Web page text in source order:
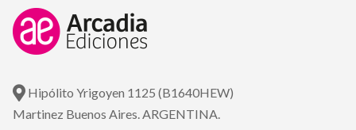
Hipólito Yrigoyen 1125 (B1640HEW)
Martinez Buenos Aires. ARGENTINA.